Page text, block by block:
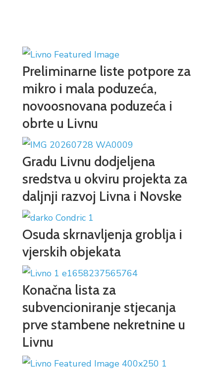
Preliminarne liste potpore za
mikro i mala poduzeća,
novoosnovana poduzeća i
obrte u Livnu
Gradu Livnu dodjeljena
sredstva u okviru projekta za
daljnji razvoj Livna i Novske
Osuda skrnavljenja groblja i
vjerskih objekata
Konačna lista za
subvencioniranje stjecanja
prve stambene nekretnine u
Livnu